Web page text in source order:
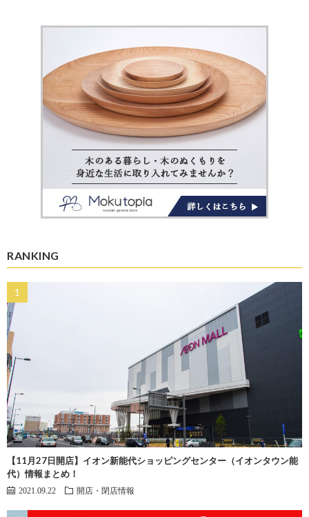
RANKING
【11月27日開店】イオン新能代ショッピングセンター（イオンタウン能
代）情報まとめ！
2021.09.22 開店・閉店情報